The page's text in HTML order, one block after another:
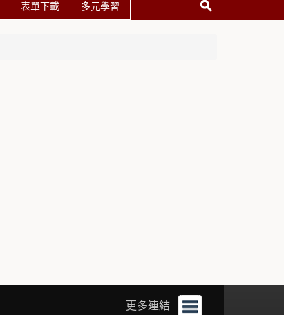
表單下載 多元學習
更多連結